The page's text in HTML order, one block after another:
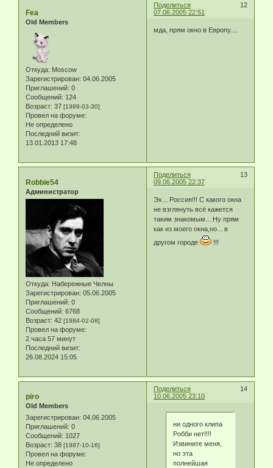
Поделиться
12
07.06.2005 22:51
Fea
Old Members
Откуда: Moscow
Зарегистрирован: 04.06.2005
Приглашений: 0
Сообщений: 124
Возраст: 37 [1989-03-30]
Провел на форуме:
Не определено
Последний визит:
13.01.2013 17:48
мда, прям окно в Европу....
Поделиться
13
09.06.2005 22:37
Robbie54
Администратор
Откуда: Набережные Челны
Зарегистрирован: 05.06.2005
Приглашений: 0
Сообщений: 6768
Возраст: 42 [1984-02-08]
Провел на форуме:
2 часа 57 минут
Последний визит:
26.08.2024 15:05
Эх... Россия!!! С какого окна
не взглянуть всё кажется
таким знакомым... Ну прям
как из моего окна,но... в
другом городе
!!!
Поделиться
14
10.06.2005 23:10
piro
Old Members
Зарегистрирован: 04.06.2005
Приглашений: 0
Сообщений: 1027
Возраст: 38 [1987-10-16]
Провел на форуме:
Не определено
ни одного клипа
Робби нет!!!!
Извините меня,
но эта
полнейшая